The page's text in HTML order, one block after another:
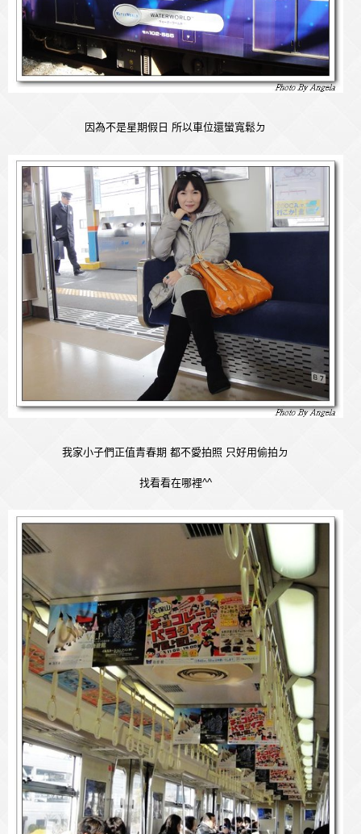
因為不是星期假日 所以車位還蠻寬鬆ㄉ
我家小子們正值青春期 都不愛拍照 只好用偷拍ㄉ
找看看在哪裡^^